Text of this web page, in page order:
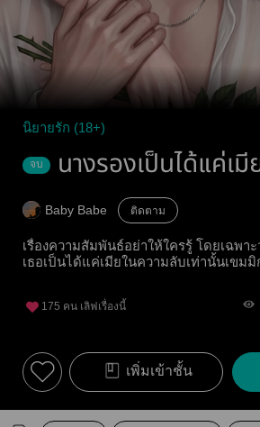
นิยายรัก (18+)
จบ นางรองเป็นได้แค่เ
Baby Babe ติดตาม
เรื่องความสัมพันธ์อย่าให้ใครรู้ โดยเฉพา
เธอเป็นได้แค่เมียในความลับเท่านั้นเขมมิ
175 คน เลิฟเรื่องนี้
เพิ่มเข้าชั้น